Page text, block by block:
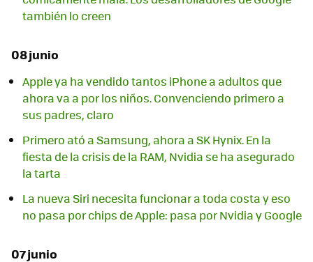
también lo creen
08 junio
Apple ya ha vendido tantos iPhone a adultos que
ahora va a por los niños. Convenciendo primero a
sus padres, claro
Primero ató a Samsung, ahora a SK Hynix. En la
fiesta de la crisis de la RAM, Nvidia se ha asegurado
la tarta
La nueva Siri necesita funcionar a toda costa y eso
no pasa por chips de Apple: pasa por Nvidia y Google
07 junio